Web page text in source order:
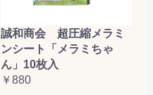
誠和商会 超圧縮メラミ
ンシート「メラミちゃ
ん」10枚入
￥880